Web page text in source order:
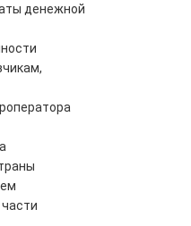
денежной